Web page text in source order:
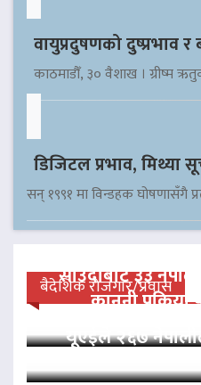
वायुप्रदुषणको दुष्प्रभाव र
काठमाडौँ, ३० वैशाख । ग्रीष्म
डिजिटल प्रभाव, मिथ्या
सन् १९९१ मा विन्डहक घोषणासँगै
बैदेशिक रोजगार/प्रवास
साउदीबाट ३३
कानुनी
यूएईले २६७